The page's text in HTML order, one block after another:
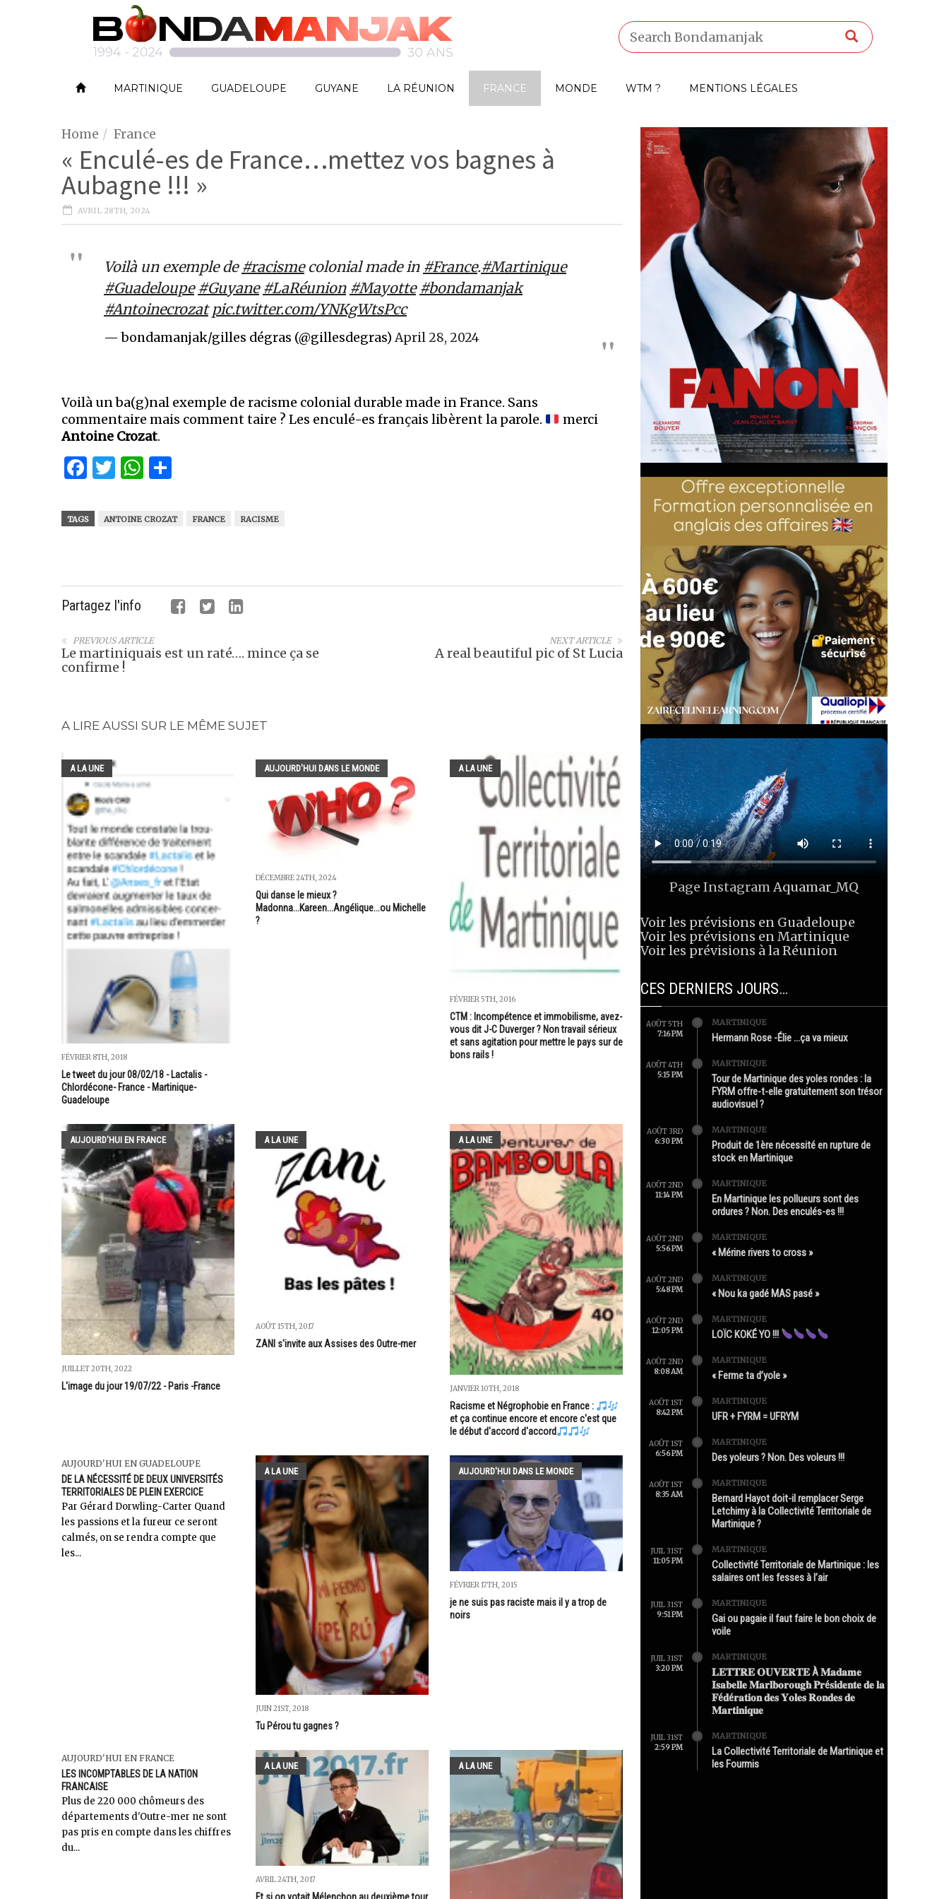
MARTINIQUE GUADELOUPE GUYANE LA RÉUNION FRANCE MONDE WTM ? MENTIONS LÉGALES
Home France
« Enculé-es de France…mettez vos bagnes à
Aubagne !!! »
AVRIL 28TH, 2024
Voilà un exemple de #racismecolonial made in #France.#Martinique
#Guadeloupe #Guyane #LaRéunion #Mayotte #bondamanjak
#Antoinecrozat pic.twitter.com/YNKgWtsPcc
— bondamanjak/gilles dégras (@gillesdegras)April 28, 2024
Voilà un ba(g)nal exemple de racisme colonial durable made in France. Sans
commentaire mais comment taire ? Les enculé-es français libèrent la parole.
merci
Antoine Crozat.
Facebook
Twitter
WhatsApp
TAGS ANTOINE CROZAT FRANCE RACISME
Partagez l'info
NEXT ARTICLE
A real beautiful pic of St Lucia
PREVIOUS ARTICLE
Le martiniquais est un raté…. mince ça se
confirme !
A LIRE AUSSI SUR LE MÊME SUJET
A LA UNE
FÉVRIER 8TH, 2018
Le tweet du jour 08/02/18 - Lactalis -
Chlordécone- France - Martinique-
Guadeloupe
AUJOURD'HUI DANS LE MONDE
DÉCEMBRE 24TH, 2024
Qui danse le mieux ?
Madonna...Kareen...Angélique...ou Michelle
?
A LA UNE
FÉVRIER 5TH, 2016
CTM : Incompétence et immobilisme, avez-
vous dit J-C Duverger ? Non travail sérieux
et sans agitation pour mettre le pays sur de
bons rails !
AUJOURD'HUI EN FRANCE
JUILLET 20TH, 2022
L'image du jour 19/07/22 - Paris -France
A LA UNE
AOÛT 15TH, 2017
ZANI s'invite aux Assises des Outre-mer
A LA UNE
JANVIER 10TH, 2018
Racisme et Négrophobie en France :
et ça continue encore et encore c'est que
le début d'accord d'accord
AUJOURD'HUI EN GUADELOUPE
DE LA NÉCESSITÉ DE DEUX UNIVERSITÉS
TERRITORIALES DE PLEIN EXERCICE
Par Gérard Dorwling-Carter Quand
les passions et la fureur ce seront
calmés, on se rendra compte que
les...
A LA UNE
JUIN 21ST, 2018
Tu Pérou tu gagnes ?
AUJOURD'HUI DANS LE MONDE
FÉVRIER 17TH, 2015
je ne suis pas raciste mais il y a trop de
noirs
AUJOURD'HUI EN FRANCE
LES INCOMPTABLES DE LA NATION
FRANCAISE
Plus de 220 000 chômeurs des
départements d'Outre-mer ne sont
pas pris en compte dans les chiffres
du...
A LA UNE
AVRIL 24TH, 2017
Et si on votait Mélenchon au deuxième tour
A LA UNE
Page InstagramAquamar_MQ
Voir les prévisions en Guadeloupe
Voir les prévisions en Martinique
Voir les prévisions à la Réunion
CES DERNIERS JOURS…
AOÛT 5TH
7:16 PM
MARTINIQUE
Hermann Rose -Élie …ça va mieux
AOÛT 4TH
5:15 PM
MARTINIQUE
Tour de Martinique des yoles rondes : la
FYRM offre-t-elle gratuitement son trésor
audiovisuel ?
AOÛT 3RD
6:30 PM
MARTINIQUE
Produit de 1ère nécessité en rupture de
stock en Martinique
AOÛT 2ND
11:14 PM
MARTINIQUE
En Martinique les pollueurs sont des
ordures ? Non. Des enculés-es !!!
AOÛT 2ND
5:56 PM
MARTINIQUE
« Mérine rivers to cross »
AOÛT 2ND
5:48 PM
MARTINIQUE
« Nou ka gadé MAS pasé »
AOÛT 2ND
12:05 PM
MARTINIQUE
LOÏC KOKÉ YO !!!
AOÛT 2ND
8:08 AM
MARTINIQUE
« Ferme ta d’yole »
AOÛT 1ST
8:42 PM
MARTINIQUE
UFR + FYRM = UFRYM
AOÛT 1ST
6:56 PM
MARTINIQUE
Des yoleurs ? Non. Des voleurs !!!
AOÛT 1ST
8:35 AM
MARTINIQUE
Bernard Hayot doit-il remplacer Serge
Letchimy à la Collectivité Territoriale de
Martinique ?
JUIL 31ST
11:05 PM
MARTINIQUE
Collectivité Territoriale de Martinique : les
salaires ont les fesses à l’air
JUIL 31ST
9:51 PM
MARTINIQUE
Gai ou pagaie il faut faire le bon choix de
voile
JUIL 31ST
3:20 PM
MARTINIQUE
𝐋𝐄𝐓𝐓𝐑𝐄 𝐎𝐔𝐕𝐄𝐑𝐓𝐄 À 𝐌𝐚𝐝𝐚𝐦𝐞
𝐈𝐬𝐚𝐛𝐞𝐥𝐥𝐞 𝐌𝐚𝐫𝐥𝐛𝐨𝐫𝐨𝐮𝐠𝐡 𝐏𝐫é𝐬𝐢𝐝𝐞𝐧𝐭𝐞 𝐝𝐞 𝐥𝐚
𝐅é𝐝é𝐫𝐚𝐭𝐢𝐨𝐧 𝐝𝐞𝐬 𝐘𝐨𝐥𝐞𝐬 𝐑𝐨𝐧𝐝𝐞𝐬 𝐝𝐞
𝐌𝐚𝐫𝐭𝐢𝐧𝐢𝐪𝐮𝐞
JUIL 31ST
2:59 PM
MARTINIQUE
La Collectivité Territoriale de Martinique et
les Fourmis